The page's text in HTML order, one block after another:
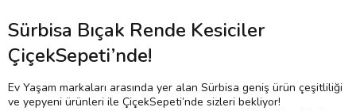
Sürbisa Bıçak Rende Kesiciler
ÇiçekSepeti’nde!
Ev Yaşam markaları arasında yer alan Sürbisa geniş ürün çeşitliliği
ve yepyeni ürünleri ile ÇiçekSepeti’nde sizleri bekliyor!